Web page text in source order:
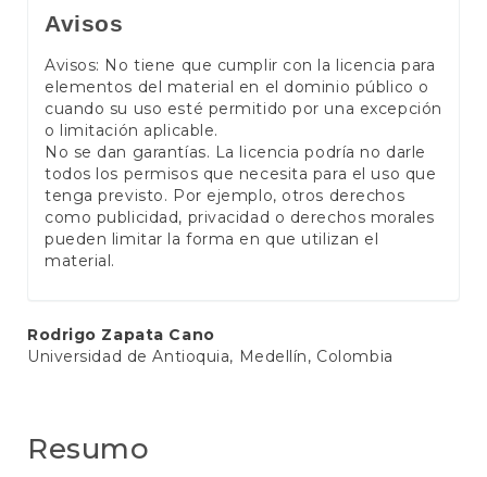
Avisos
Avisos: No tiene que cumplir con la licencia para
elementos del material en el dominio público o
cuando su uso esté permitido por una excepción
o limitación aplicable.
No se dan garantías. La licencia podría no darle
todos los permisos que necesita para el uso que
tenga previsto. Por ejemplo, otros derechos
como publicidad, privacidad o derechos morales
pueden limitar la forma en que utilizan el
material.
Conteúdo
do
principal
Rodrigo Zapata Cano
Universidad de Antioquia, Medellín, Colombia
Resumo